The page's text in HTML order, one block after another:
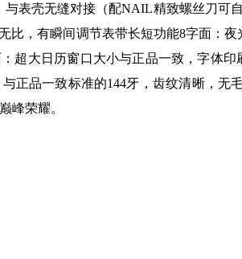
表壳无缝对接（配NAIL精致螺丝刀可
比，有瞬间调节表带长短功能8字面：
超大日历窗口大小与正品一致，字体印
正品一致标准的144牙，齿纹清晰，无
峰荣耀。